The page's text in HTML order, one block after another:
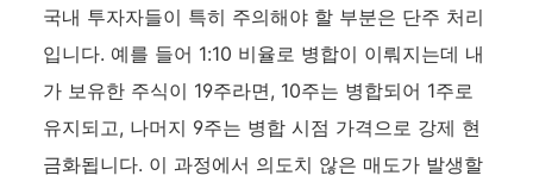
국내 투자자들이 특히 주의해야 할 부분은 단주 처리
입니다. 예를 들어 1:10 비율로 병합이 이뤄지는데 내
가 보유한 주식이 19주라면, 10주는 병합되어 1주로
유지되고, 나머지 9주는 병합 시점 가격으로 강제 현
금화됩니다. 이 과정에서 의도치 않은 매도가 발생할